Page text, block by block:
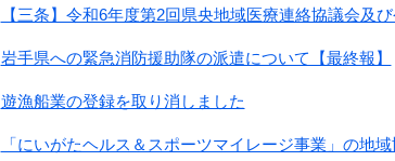
【三条】令和6年度第2回県央地域医療連絡協議会及
岩手県への緊急消防援助隊の派遣について【最終報】
遊漁船業の登録を取り消しました
「にいがたヘルス＆スポーツマイレージ事業」の地